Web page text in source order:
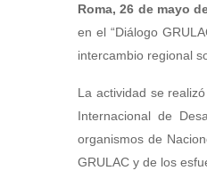
Roma, 26 de mayo
en el “Diálogo
intercambio regional
La actividad se
Internacional de
organismos de
GRULAC y de los